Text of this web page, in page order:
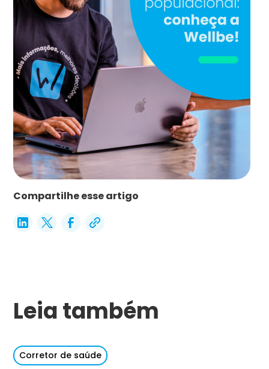
Compartilhe esse artigo
Leia também
Corretor de saúde